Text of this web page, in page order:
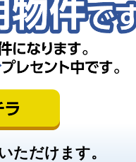
ただけます。